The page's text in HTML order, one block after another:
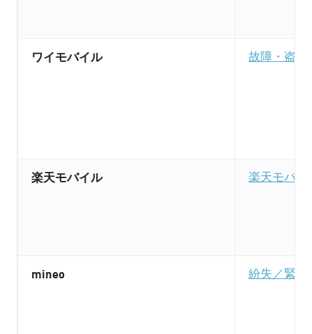
ワイモバイル 故障・盗難
楽天モバイル 楽天モバイ
mineo 紛失／緊急